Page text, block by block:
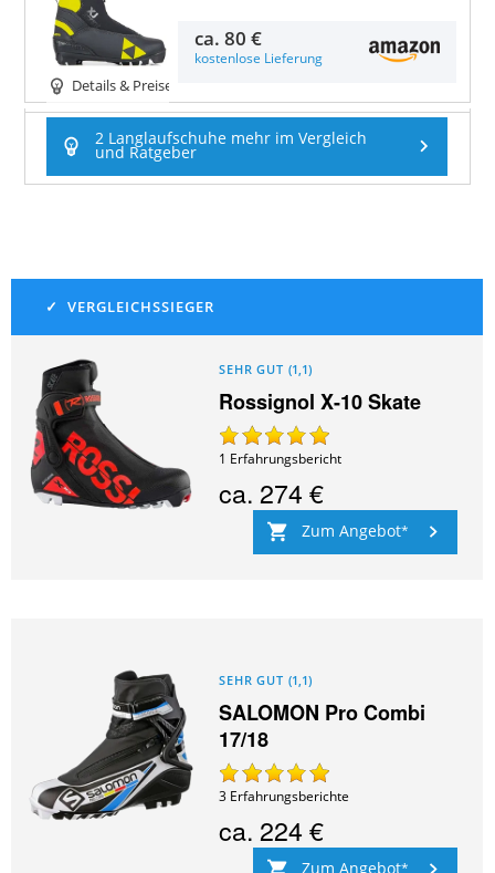
Details & Preise
ca.80 €
kostenlose Lieferung
2 Langlaufschuhe mehr im Vergleich
und Ratgeber
SEHR GUT (1,1)
Rossignol X-10 Skate
1 Erfahrungsbericht
ca. 274 €
Zum Angebot
SEHR GUT (1,1)
SALOMON Pro Combi
17/18
3 Erfahrungsberichte
ca. 224 €
Zum Angebot